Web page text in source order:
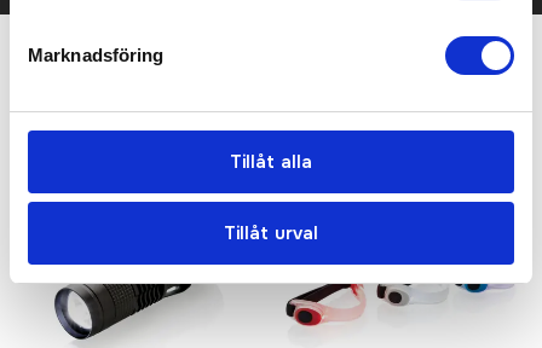
Marknadsföring
Tillåt alla
Tillåt urval